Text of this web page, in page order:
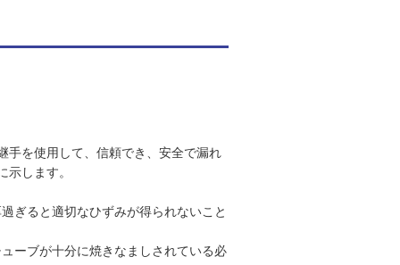
手を使用して、信頼でき、安全で漏れ
します。
ぎると適切なひずみが得られないこと
ーブが十分に焼きなましされている必